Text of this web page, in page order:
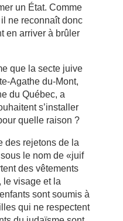
un État. Comme
ne reconnaît donc
en arriver à brûler
que la secte juive
Agathe du-Mont,
du Québec, a
s’installer
quelle raison ?
des rejetons de la
le nom de «juif
des vêtements
le visage et la
sont soumis à
qui ne respectent